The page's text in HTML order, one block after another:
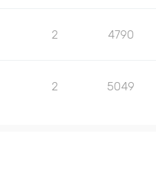
2 4790
2 5049